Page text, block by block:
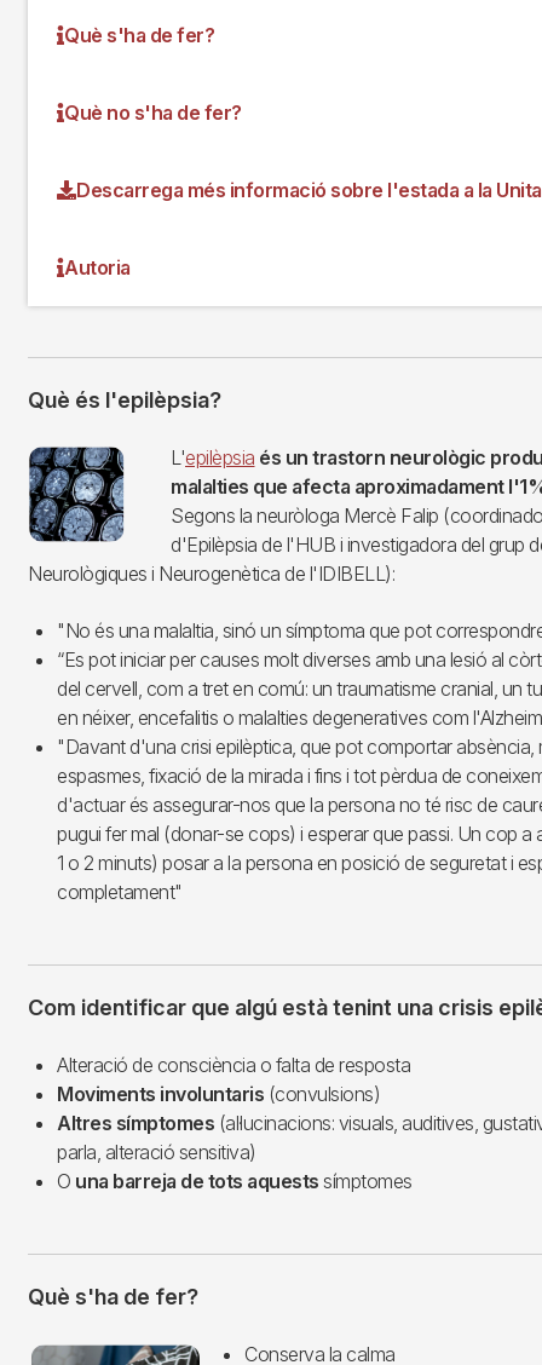
Què s'ha de fer?
Què no s'ha de fer?
Descarrega més informació sobre l'estada a la
Autoria
Què és l'epilèpsia?
Imagen L'epilèpsia és un trastorn neurològic
malalties que afecta aproximadament
Segons la neuròloga Mercè Falip
d'Epilèpsia de l'HUB i investigadora del grup
Neurològiques i Neurogenètica de l'IDIBELL):
"No és una malaltia, sinó un símptoma que pot
“Es pot iniciar per causes molt diverses amb una lesió al
del cervell, com a tret en comú: un traumatisme cranial, un
en néixer, encefalitis o malalties degeneratives com
"Davant d'una crisi epilèptica, que pot comportar absència,
espasmes, fixació de la mirada i fins i tot pèrdua de
d'actuar és assegurar-nos que la persona no té risc de
pugui fer mal (donar-se cops) i esperar que passi. Un cop a
1 o 2 minuts) posar a la persona en posició de seguretat i
completament"
Com identificar que algú està tenint una crisis
Alteració de consciència o falta de resposta
Moviments involuntaris (convulsions)
Altres símptomes (al·lucinacions: visuals, auditives,
parla, alteració sensitiva)
O una barreja de tots aquests símptomes
Què s'ha de fer?
Imagen
Conserva la calma